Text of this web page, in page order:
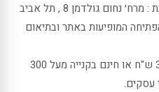
עסקים מיום אישור ההזמנה בכתובת : מרח׳ נחום גולדמן 8 , תל אביב
המופיעות באתר ובתיאום
משלוח עד הבית הינו בעלות של 30 ש"ח או חינם בקנייה מעל 300